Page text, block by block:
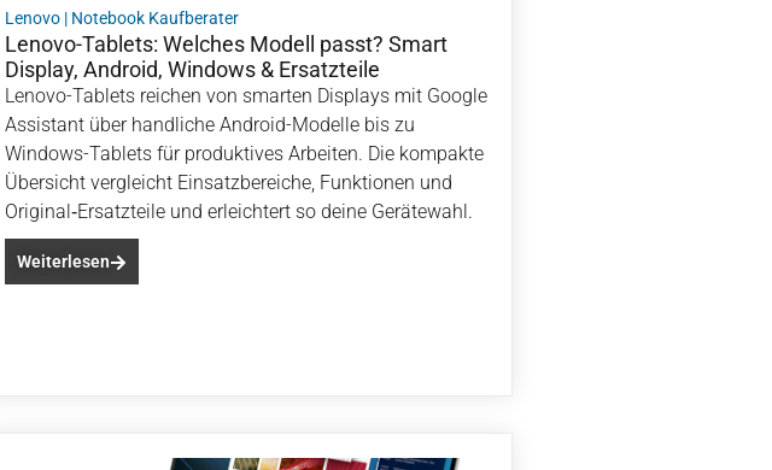
Lenovo | Notebook Kaufberater
Lenovo-Tablets: Welches Modell passt? Smart
Display, Android, Windows & Ersatzteile
Lenovo-Tablets reichen von smarten Displays mit Google
Assistant über handliche Android-Modelle bis zu
Windows-Tablets für produktives Arbeiten. Die kompakte
Übersicht vergleicht Einsatzbereiche, Funktionen und
Original‑Ersatzteile und erleichtert so deine Gerätewahl.
Weiterlesen